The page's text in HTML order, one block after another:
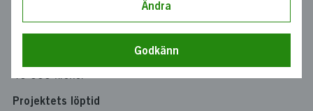
iGEM Uppsala
40 000 kronor
Projektets löptid
Ändra
Godkänn